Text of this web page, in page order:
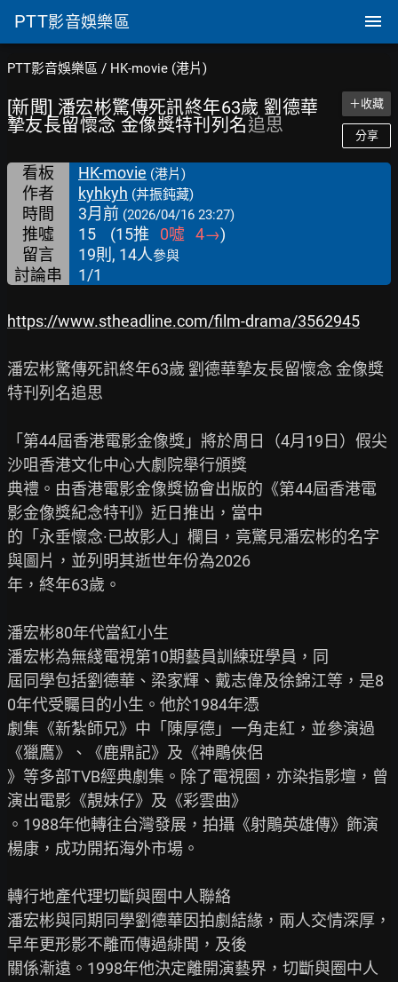
PTT影音娛樂區
PTT影音娛樂區 / HK-movie (港片)
[新聞] 潘宏彬驚傳死訊終年63歲 劉德華
摯友長留懷念 金像獎特刊列名追思
＋收藏
分享
看板 HK-movie (港片)
作者 kyhkyh (丼振鈍藏)
時間 3月前 (2026/04/16 23:27)
推噓 15 (15推 0噓 4→)
留言
19則, 14人參與
討論串 1/1
https://www.stheadline.com/film-drama/3562945
潘宏彬驚傳死訊終年63歲 劉德華摯友長留懷念 金像獎
特刊列名追思
「第44屆香港電影金像獎」將於周日（4月19日）假尖
沙咀香港文化中心大劇院舉行頒獎
典禮。由香港電影金像獎協會出版的《第44屆香港電
影金像獎紀念特刊》近日推出，當中
的「永垂懷念·已故影人」欄目，竟驚見潘宏彬的名字
與圖片，並列明其逝世年份為2026
年，終年63歲。
潘宏彬80年代當紅小生
潘宏彬為無綫電視第10期藝員訓練班學員，同
屆同學包括劉德華、梁家輝、戴志偉及徐錦江等，是8
0年代受矚目的小生。他於1984年憑
劇集《新紮師兄》中「陳厚德」一角走紅，並參演過
《獵鷹》、《鹿鼎記》及《神鵰俠侶
》等多部TVB經典劇集。除了電視圈，亦染指影壇，曾
演出電影《靚妹仔》及《彩雲曲》
。1988年他轉往台灣發展，拍攝《射鵰英雄傳》飾演
楊康，成功開拓海外市場。
轉行地產代理切斷與圈中人聯絡
潘宏彬與同期同學劉德華因拍劇結緣，兩人交情深厚，
早年更形影不離而傳過緋聞，及後
關係漸遠。1998年他決定離開演藝界，切斷與圈中人